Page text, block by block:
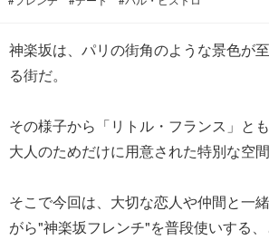
神楽坂は、パリの街角のような景色が
る街だ。
その様子から「リトル・フランス」と
大人のためだけに用意された特別な空間
そこで今回は、大切な恋人や仲間と一
がら"神楽坂フレンチ"を普段使いする